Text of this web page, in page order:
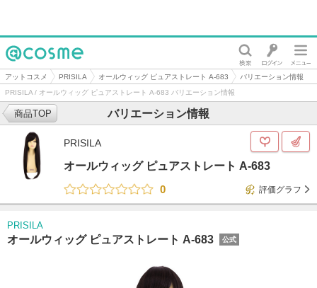
@cosme
アットコスメ PRISILA オールウィッグ ピュアストレート A-683
バリエーション情報
PRISILA / オールウィッグ ピュアストレート A-683 バリエーション情報
バリエーション情報
商品TOP
PRISILA
オールウィッグ ピュアストレート A-683
0
評価グラフ
PRISILA
オールウィッグ ピュアストレート A-683 公式